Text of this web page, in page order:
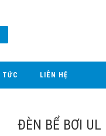
TỨC LIÊN HỆ
ĐÈN BỂ BƠI